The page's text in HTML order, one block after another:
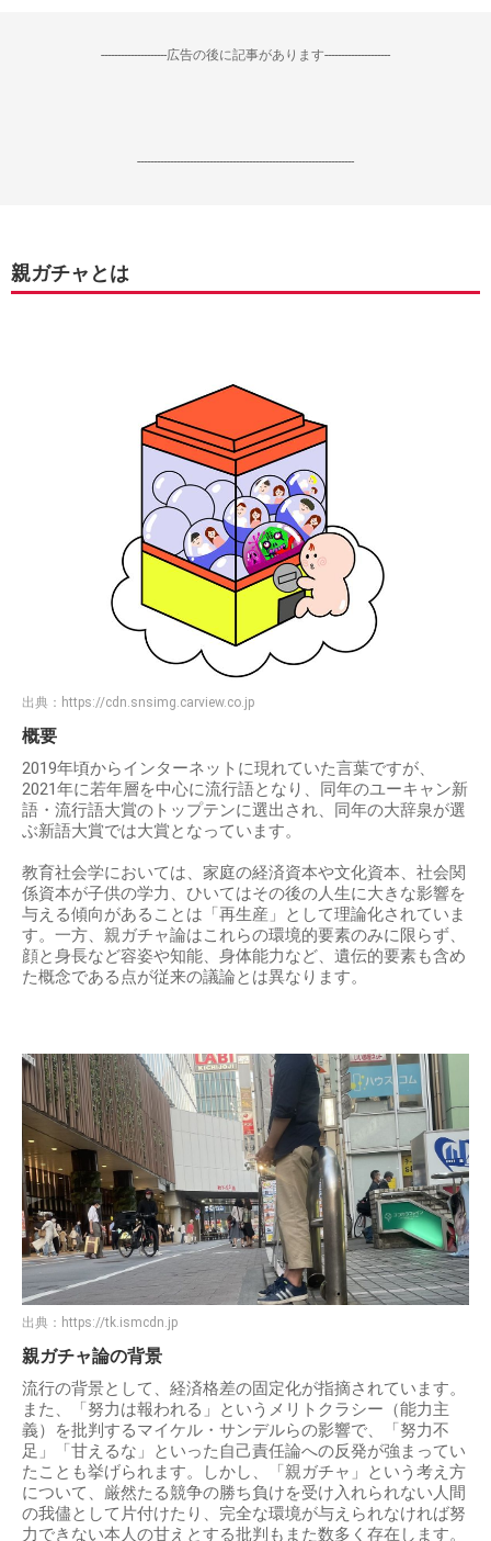
--------------------広告の後に記事があります--------------------
------------------------------------------------------------------
親ガチャとは
出典： https://cdn.snsimg.carview.co.jp
概要
2019年頃からインターネットに現れていた言葉ですが、
2021年に若年層を中心に流行語となり、同年のユーキャン新
語・流行語大賞のトップテンに選出され、同年の大辞泉が選
ぶ新語大賞では大賞となっています。
教育社会学においては、家庭の経済資本や文化資本、社会関
係資本が子供の学力、ひいてはその後の人生に大きな影響を
与える傾向があることは「再生産」として理論化されていま
す。一方、親ガチャ論はこれらの環境的要素のみに限らず、
顔と身長など容姿や知能、身体能力など、遺伝的要素も含め
た概念である点が従来の議論とは異なります。
出典： https://tk.ismcdn.jp
親ガチャ論の背景
流行の背景として、経済格差の固定化が指摘されています。
また、「努力は報われる」というメリトクラシー（能力主
義）を批判するマイケル・サンデルらの影響で、「努力不
足」「甘えるな」といった自己責任論への反発が強まってい
たことも挙げられます。しかし、「親ガチャ」という考え方
について、厳然たる競争の勝ち負けを受け入れられない人間
の我儘として片付けたり、完全な環境が与えられなければ努
力できない本人の甘えとする批判もまた数多く存在します。